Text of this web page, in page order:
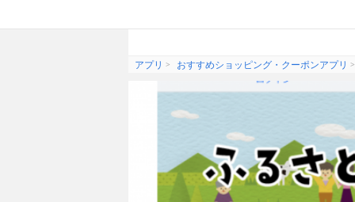
アプリ おすすめショッピング・クーポンアプリ